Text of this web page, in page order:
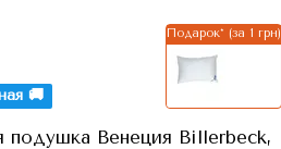
Подарок* (за 1 грн)
🚚
подушка Венеция Billerbeck,